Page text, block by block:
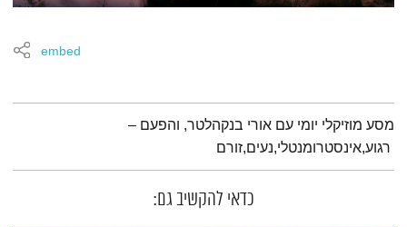
embed
תמצית הפודקאסט
מסע מוזיקלי יומי עם אורי בנקהלטר, והפעם –
רגוע,אינסטרומנטלי,נעים,זורם
כדאי להקשיב גם: